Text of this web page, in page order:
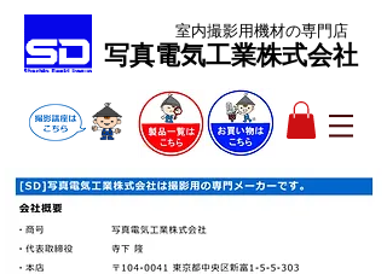
​写真電気工業株式会社
室内撮影用機材の専門店